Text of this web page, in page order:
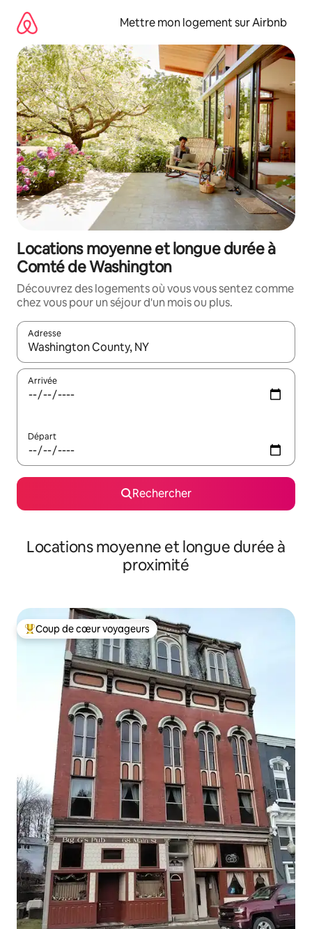
directement
contenu
Mettre mon logement sur Airbnb
Locations moyenne et longue durée à
Comté de Washington
Découvrez des logements où vous vous sentez comme
chez vous pour un séjour d'un mois ou plus.
Adresse
Lorsque les résultats s'affichent, utilisez les flèches vers le
Arrivée
Départ
Rechercher
Locations moyenne et longue durée à
proximité
Coups de cœur voyageurs les plus appréciés
Coup de cœur voyageurs